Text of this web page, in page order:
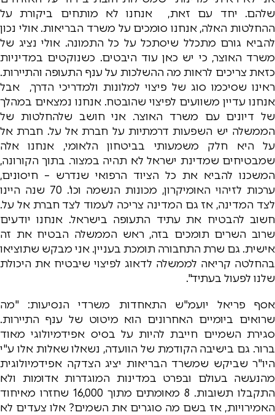
שלהם. יחד עם זאת, אנחנו לא מותחים ביקורת על
ההחלטות האלה, אנחנו סומכים על משרד הבריאות. אולי נכון
להביא גורם מתכלל שיסתכל על כל התמונה. אולי נציג של
משרד האוצר, כי יש כאן עוד היבטים. כשנוקטים במדיניות
כזאת צריכים לראות מה ההשלכות על ענף התעופה והתיירות.
ראינו שסיכמו סוג של פיצוי למלונות ולמדריכי הדרך, אבל
אנחנו עדיין משוועים לפיצוי שהובטח. אנחנו נמצאים במהלך
של דיונים עם משרד האוצר. אני חושב שלהחלטות של
הממשלה יש השפעות דרמתיות על חברת אל על. חברת אל
על היא חלק משמעותי בביטחון הלאומי, אנחנו אלה
שמבטיחים שמדינת ישראל לא תהיה במצור. בתוך הקורונה,
המשכנו להביא את כל הציוד הרפואי שנדרש – חיסונים,
ערכות לזיהוי האומיקרון, מכונות הנשמה וכו'. 70 שנה היינו
לצד המדינה, אז גם המדינה צריכה לעמוד לצד חברת אל על.
חשוב להבטיח את עתיד התעופה בישראל. אנחנו יודעים
שרוב השרים תומכים בזה, ראש הממשלה הבטיח את זה
אישית. גם שרת התחבורה תומכת בעניין. אני מבקש שתוציאו
בהחלטה קריאה לממשלה לדאוג לפיצוי שיבטיח את היכולת
שלנו לפעול בעתיד".
אסף פריאל יועמ"ש התאחדות משרדי הנסיעות: "מה
שרואים ביומיים האחרונים הוא מיטוט של ענף התיירות.
סגירת השמיים חייבת להיות על בסיס אפידמיולוגי מאוד
ברור. גם בישיבה הקודמת של הוועדה, נשאלו שאלות אלו ע"י
היו"ר שביקש שמשרד הבריאות יציג הצדקה אפידמיולוגית
מהנעשה בעולם ובפרט במדינות המוגדרות אדומות ולא
התקבלו תשובות. 8 מאומתים מתוך 16,000 שחזרו מאיחוד
האמירויות, אז בשם מה סוגרים את השמים? אלו צעדים לא